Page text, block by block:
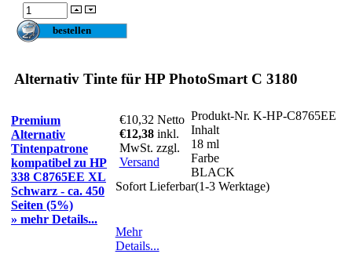
Alternativ Tinte für HP PhotoSmart C 3180
Premium
Alternativ
Tintenpatrone
kompatibel zu HP
338 C8765EE XL
Schwarz - ca. 450
Seiten (5%)
» mehr Details...
€10,32 Netto
€12,38 inkl.
MwSt. zzgl.
Versand
Produkt-Nr. K-HP-C8765EE
Inhalt
18 ml
Farbe
BLACK
Sofort Lieferbar(1-3 Werktage)
Mehr
Details...